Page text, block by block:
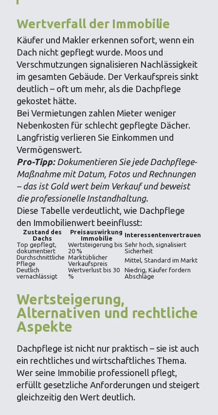
Wertverfall der Immobilie
Käufer und Makler erkennen sofort, wenn ein
Dach nicht gepflegt wurde. Moos und
Verschmutzungen signalisieren Nachlässigkeit
im gesamten Gebäude. Der Verkaufspreis sinkt
deutlich – oft um mehr, als die Dachpflege
gekostet hätte.
Bei Vermietungen zahlen Mieter weniger
Nebenkosten für schlecht gepflegte Dächer.
Langfristig verlieren Sie Einkommen und
Vermögenswert.
Pro-Tipp: Dokumentieren Sie jede Dachpflege-
Maßnahme mit Datum, Fotos und Rechnungen
– das ist Gold wert beim Verkauf und beweist
die professionelle Instandhaltung.
Diese Tabelle verdeutlicht, wie Dachpflege
den Immobilienwert beeinflusst:
Zustand des
Dachs
Preisauswirkung
Immobilie
Interessentenvertrauen
Top gepflegt,
dokumentiert
Wertsteigerung bis
20 %
Sehr hoch, signalisiert
Sicherheit
Durchschnittliche
Pflege
Marktüblicher
Verkaufspreis
Mittel, Standard im Markt
Deutlich
vernachlässigt
Wertverlust bis 30
%
Niedrig, Käufer fordern
Abschläge
Wertsteigerung,
Alternativen und rechtliche
Aspekte
Dachpflege ist nicht nur praktisch – sie ist auch
ein rechtliches und wirtschaftliches Thema.
Wer seine Immobilie professionell pflegt,
erfüllt gesetzliche Anforderungen und steigert
gleichzeitig den Wert deutlich.